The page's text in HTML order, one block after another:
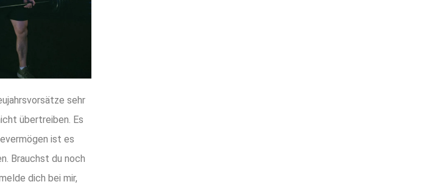
sehr
übertreiben. Es
ist es
Brauchst du noch
dich bei mir,